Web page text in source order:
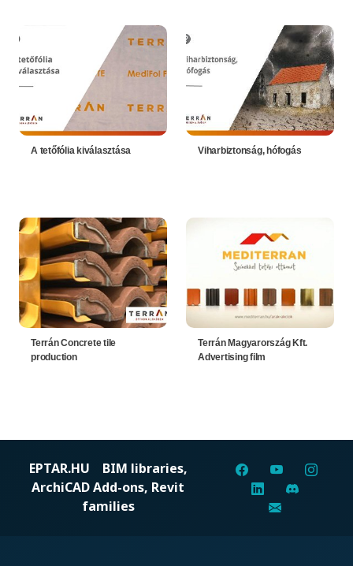
A tetőfólia kiválasztása Viharbiztonság, hófogás
Terrán Concrete tile
production
Terrán Magyarország Kft.
Advertising film
EPTAR.HU BIM libraries,
ArchiCAD Add-ons, Revit
families